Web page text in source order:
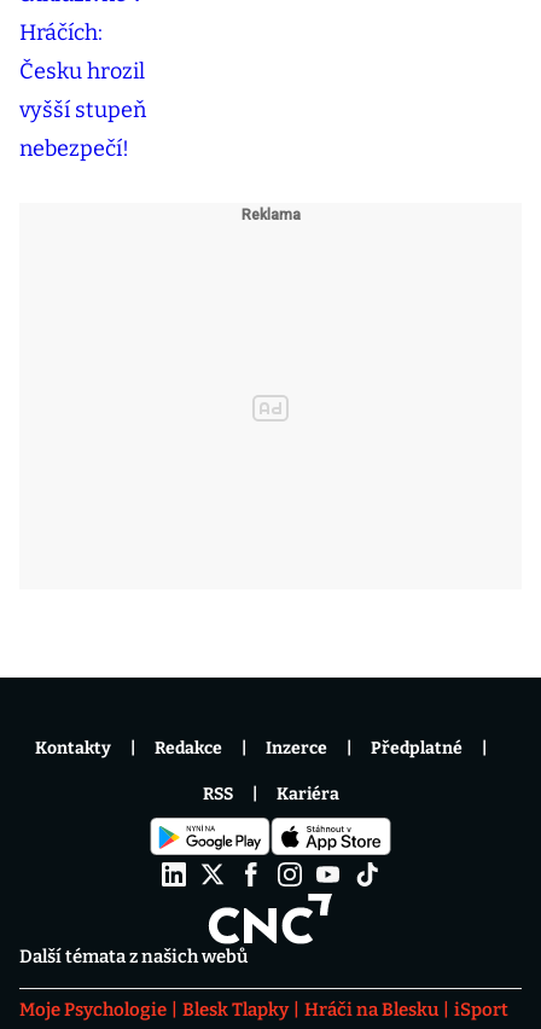
Další témata z našich webů
Moje Psychologie Blesk Tlapky Hráči na Blesku
iSport
Kontakty Redakce Inzerce Předplatné
RSS Kariéra